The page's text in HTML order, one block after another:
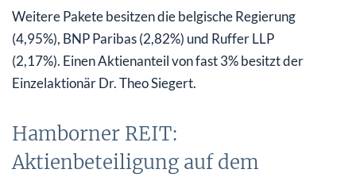
REIT AG (Stand 2018)
Hamborner REIT: Dividendenzahlungen
Weitere Pakete besitzen die belgische Regierung
(4,95%), BNP Paribas (2,82%) und Ruffer LLP
(2,17%). Einen Aktienanteil von fast 3% besitzt der
Einzelaktionär Dr. Theo Siegert.
Hamborner REIT:
Aktienbeteiligung auf dem